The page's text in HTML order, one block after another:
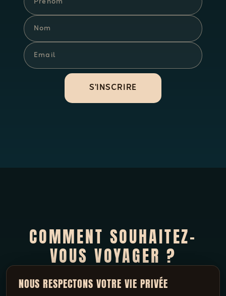
NOUS RESPECTONS VOTRE VIE PRIVÉE
S'INSCRIRE
COMMENT SOUHAITEZ-
VOUS VOYAGER ?